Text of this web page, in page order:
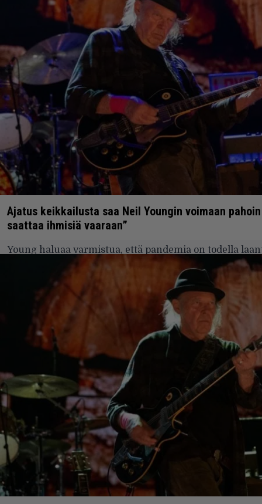
Ajatus keikkailusta saa Neil Youngin voimaan
saattaa ihmisiä vaaraan”
Young haluaa varmistua, että pandemia on todella
kuin lähtee taas tien päälle.
8.12.2021 10:37